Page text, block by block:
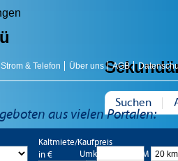
AGB
Über uns
Strom & Telefon
Suchen
aus vielen Portalen:
Kaltmiete/Kaufpreis
in €
Umkreis bis 20 KM